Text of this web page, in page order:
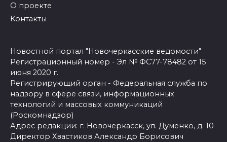
О проекте
Контакты
Новостной портал "Новочеркасские ведомости"
Регистрационный номер - Эл № ФС77-78482 от 15
июня 2020 г.
Регистрирующий орган - Федеральная служба по
надзору в сфере связи, информационных
технологий и массовых коммуникаций
(Роскомнадзор)
Адрес редакции: г. Новочеркасск, ул. Думенко, д. 10
Директор Хвастиков Александр Борисович